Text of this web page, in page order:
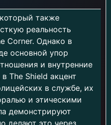
также
реальность
Corner. Однако в
основной упор
и внутренние
The Shield акцент
в службе, их
и этическими
демонстрируют
делают это через